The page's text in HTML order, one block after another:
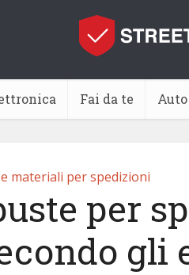
Fai da te
materiali per spedizioni
per
gli